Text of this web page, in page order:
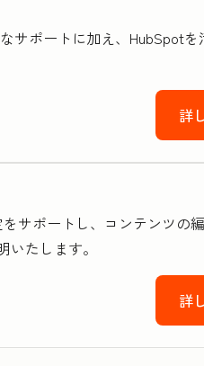
サポートに加え、HubSpot
詳
サポートし、コンテンツの
たします。
詳